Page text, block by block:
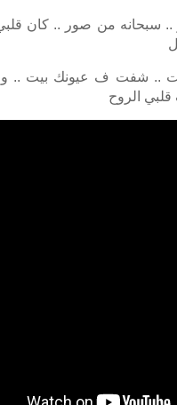
.. سبحانه من صور .. كان
.. شفت ف عيونك بيت ..
الروح